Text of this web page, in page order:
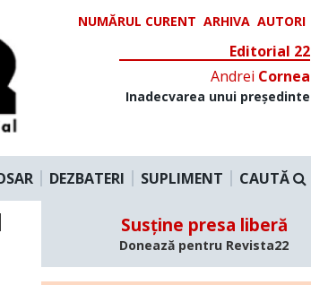
NUMĂRUL CURENT ARHIVA AUTORI
Editorial 22
Andrei Cornea
Inadecvarea unui președinte
DEZBATERI SUPLIMENT CAUTĂ
Susține presa liberă
Donează pentru Revista22